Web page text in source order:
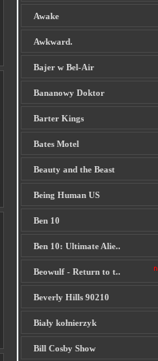
Awake
Awkward.
Bajer w Bel-Air
Bananowy Doktor
Barter Kings
Bates Motel
Beauty and the Beast
Being Human US
Ben 10
Ben 10: Ultimate Alie..
Beowulf - Return to t..
Beverly Hills 90210
Biały kołnierzyk
Bill Cosby Show